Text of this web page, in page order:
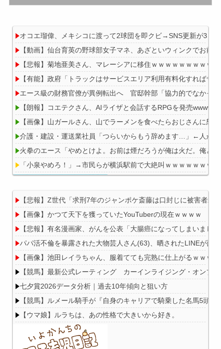
オコエ瑠偉、メキシコに渡って2球団を即クビ→SNS更新が3ヶ
【動画】仙台育英の野球部女子マネ、あざといウィンクでお前
【悲報】菊地亜美さん、マレーシアに移住ｗｗｗｗｗｗｗｗｗ
【有能】政府「トラックはサービスエリア利用有料化すればサ
エース級の財務官僚が異例転出へ 官邸幹部「協力的でなかっ
【朗報】コエテクさん、AIライザと会話するRPGを発売
【画像】山ガールさん、山でラーメンを食べたらおじさんに怒
介護・建設・運送業社員「つらいからもう辞めます…」←人が
火拳のエース「やめとけよ。お前は煙だろうが俺は火だ。俺と
「小泉やめろ！」→市民らが横浜駅前で大絶叫ｗｗｗｗｗｗｗｗ
Powered by livedoor 相互RSS
【悲報】Z世代「求刑7年のジャンポケ斎藤は口封じに被害者
【画像】かつて天下を獲っていたYouTuberの現在ｗｗｗｗ
【悲報】有名漫画家、がんを公表「大腸癌になってしまいまし
パパ活不倫を暴露された大物芸人さん(63)、晒されたLINEが面
【画像】池田レイラちゃん、服着てても完熟に仕上がるｗｗｗ
【競馬】最新公式レーティング カーインライジング・オン
七夕賞2026データ分析｜過去10年傾向と狙い方
【競馬】ルメール騎手が『自身のキャリアで騎乗した名馬5頭』
【ウマ娘】ルラちは、あの性格で大きいから好き。